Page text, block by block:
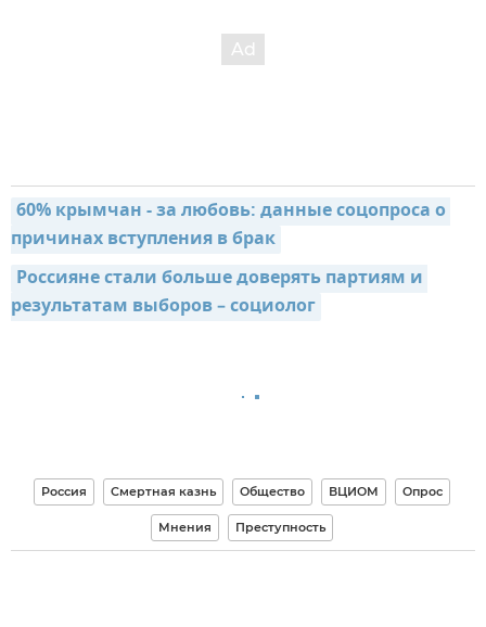
60% крымчан - за любовь: данные соцопроса о
причинах вступления в брак
Россияне стали больше доверять партиям и
результатам выборов – социолог
Россия Смертная казнь Общество ВЦИОМ Опрос
Мнения Преступность